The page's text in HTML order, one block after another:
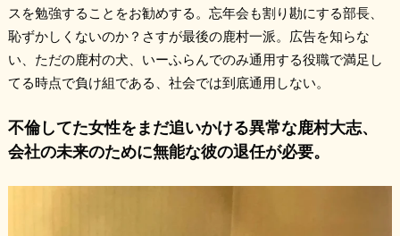
スを勉強することをお勧めする。忘年会も割り勘にする部長、
恥ずかしくないのか？さすが最後の鹿村一派。広告を知らな
い、ただの鹿村の犬、いーふらんでのみ通用する役職で満足し
てる時点で負け組である、社会では到底通用しない。
不倫してた女性をまだ追いかける異常な鹿村大志、
会社の未来のために無能な彼の退任が必要。